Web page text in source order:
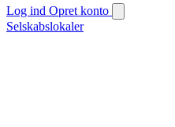
Log ind Opret konto
Selskabslokaler